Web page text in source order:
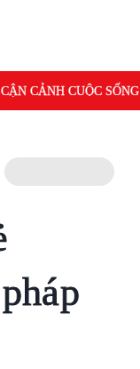
CẬN CẢNH CUỘC SỐNG